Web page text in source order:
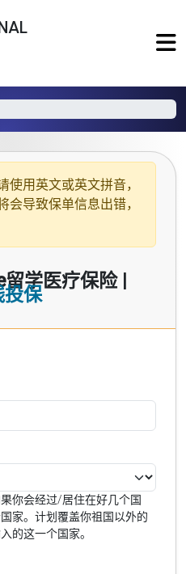
使用 英文或英文拼音，
会导致保单信息出错，
学医疗保险 |
投保
你会经过/居住在好几个国
家。计划覆盖你祖国以外的
的这一个国家。